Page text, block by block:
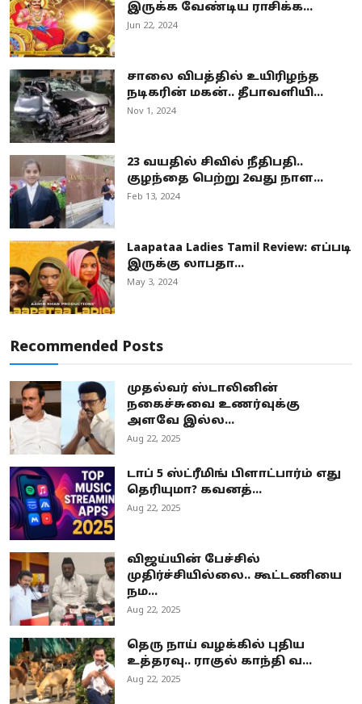
இருக்க வேண்டிய ராசிக்க...
Jun 22, 2024
சாலை விபத்தில் உயிரிழந்த
நடிகரின் மகன்.. தீபாவளியி...
Nov 1, 2024
23 வயதில் சிவில் நீதிபதி..
குழந்தை பெற்று 2வது நாள...
Feb 13, 2024
Laapataa Ladies Tamil Review: எப்படி
இருக்கு லாபதா...
May 3, 2024
Recommended Posts
முதல்வர் ஸ்டாலினின்
நகைச்சுவை உணர்வுக்கு
அளவே இல்ல...
Aug 22, 2025
டாப் 5 ஸ்ட்ரீமிங் பிளாட்பார்ம் எது
தெரியுமா? கவனத்...
Aug 22, 2025
விஜய்யின் பேச்சில்
முதிர்ச்சியில்லை.. கூட்டணியை
நம...
Aug 22, 2025
தெரு நாய் வழக்கில் புதிய
உத்தரவு.. ராகுல் காந்தி வ...
Aug 22, 2025